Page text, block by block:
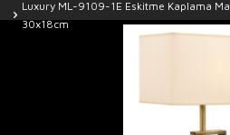
Luxury ML-9109-1E Eskitme Kaplama
30x18cm